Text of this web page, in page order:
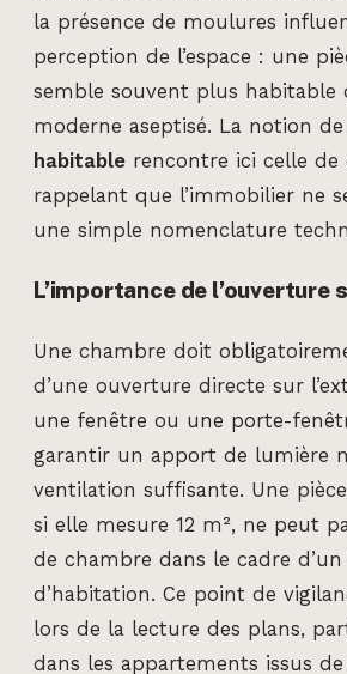
la présence de moulures
perception de l’espace : une
semble souvent plus habitable
moderne aseptisé. La notion de
habitable rencontre ici celle de
rappelant que l’immobilier ne
une simple nomenclature
L’importance de l’ouverture
Une chambre doit
d’une ouverture directe sur
une fenêtre ou une porte-
garantir un apport de lumière
ventilation suffisante. Une
si elle mesure 12 m², ne peut
de chambre dans le cadre d’un
d’habitation. Ce point de
lors de la lecture des plans,
dans les appartements issus